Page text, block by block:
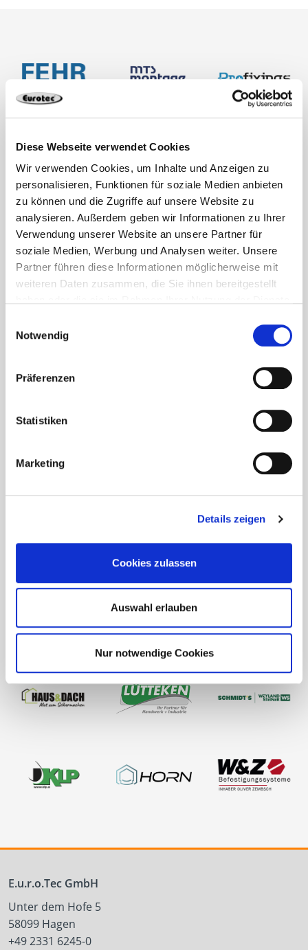
Diese Webseite verwendet Cookies
Wir verwenden Cookies, um Inhalte und Anzeigen zu
personalisieren, Funktionen für soziale Medien anbieten
zu können und die Zugriffe auf unsere Website zu
analysieren. Außerdem geben wir Informationen zu Ihrer
Verwendung unserer Website an unsere Partner für
soziale Medien, Werbung und Analysen weiter. Unsere
Partner führen diese Informationen möglicherweise mit
weiteren Daten zusammen, die Sie ihnen bereitgestellt
Notwendig
Präferenzen
Statistiken
Marketing
Details zeigen
Cookies zulassen
Auswahl erlauben
Nur notwendige Cookies
E.u.r.o.Tec GmbH
Unter dem Hofe 5
58099 Hagen
+49 2331 6245-0